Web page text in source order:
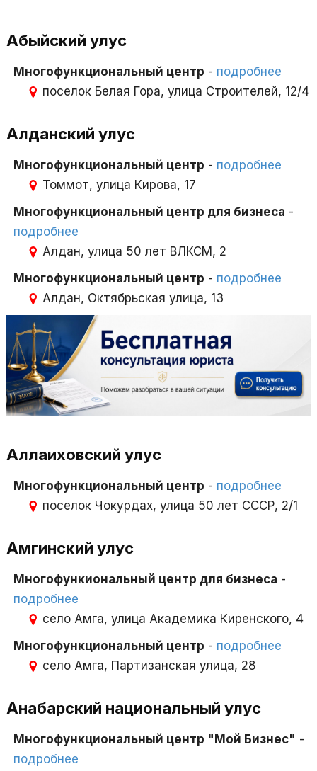
Абыйский улус
Многофункциональный центр - подробнее
поселок Белая Гора, улица Строителей, 12/4
Алданский улус
Многофункциональный центр - подробнее
Томмот, улица Кирова, 17
Многофункциональный центр для бизнеса -
подробнее
Алдан, улица 50 лет ВЛКСМ, 2
Многофункциональный центр - подробнее
Алдан, Октябрьская улица, 13
Аллаиховский улус
Многофункциональный центр - подробнее
поселок Чокурдах, улица 50 лет СССР, 2/1
Амгинский улус
Многофункиональный центр для бизнеса -
подробнее
село Амга, улица Академика Киренского, 4
Многофункциональный центр - подробнее
село Амга, Партизанская улица, 28
Анабарский национальный улус
Многофункциональный центр "Мой Бизнес" -
подробнее